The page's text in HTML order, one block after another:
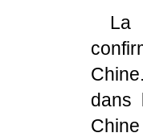
La
dans